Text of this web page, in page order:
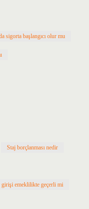
sigorta başlangıcı olur mu
Staj borçlanması nedir
emeklilikte geçerli mi